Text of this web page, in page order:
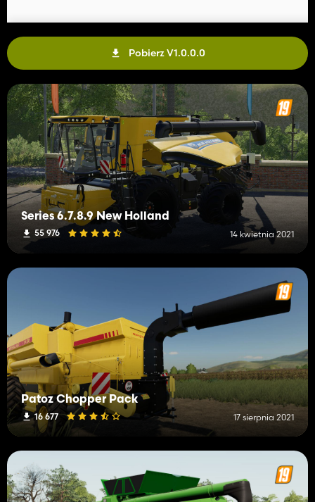
Pobierz V1.0.0.0
Series 6.7.8.9 New Holland
55 976 14 kwietnia 2021
Patoz Chopper Pack
16 677 17 sierpnia 2021